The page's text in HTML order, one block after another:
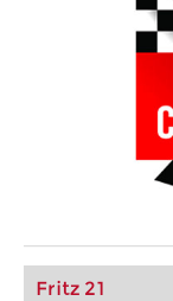
Fritz 21